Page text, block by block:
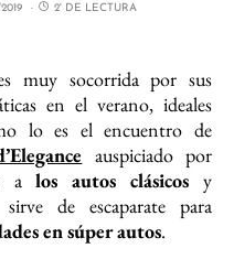
2' DE LECTURA
muy socorrida por sus
en el verano, ideales
lo es el encuentro de
auspiciado por
alos autos clásicos y
de escaparate para
en súper autos.